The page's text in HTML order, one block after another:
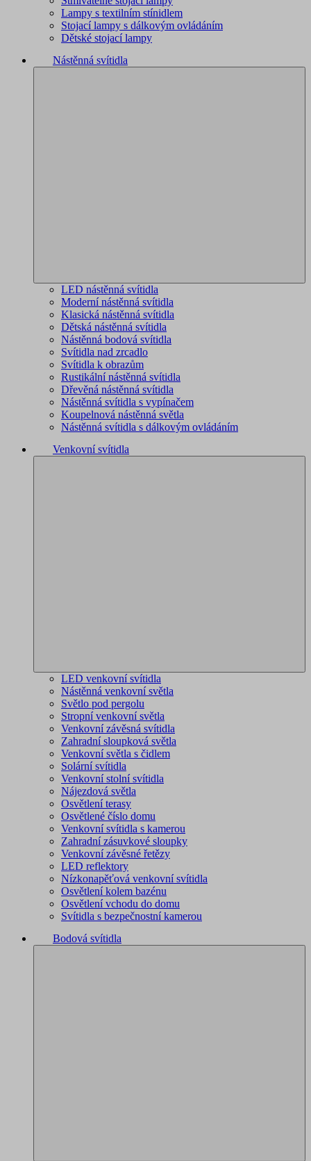
Lampy s textilním stínidlem
Stojací lampy s dálkovým ovládáním
Dětské stojací lampy
Nástěnná svítidla
LED nástěnná svítidla
Moderní nástěnná svítidla
Klasická nástěnná svítidla
Dětská nástěnná svítidla
Nástěnná bodová svítidla
Svítidla nad zrcadlo
Svítidla k obrazům
Rustikální nástěnná svítidla
Dřevěná nástěnná svítidla
Nástěnná svítidla s vypínačem
Koupelnová nástěnná světla
Nástěnná svítidla s dálkovým ovládáním
Venkovní svítidla
LED venkovní svítidla
Nástěnná venkovní světla
Světlo pod pergolu
Stropní venkovní světla
Venkovní závěsná svítidla
Zahradní sloupková světla
Venkovní světla s čidlem
Solární svítidla
Venkovní stolní svítidla
Nájezdová světla
Osvětlení terasy
Osvětlené číslo domu
Venkovní svítidla s kamerou
Zahradní zásuvkové sloupky
Venkovní závěsné řetězy
LED reflektory
Nízkonapěťová venkovní svítidla
Osvětlení kolem bazénu
Osvětlení vchodu do domu
Svítidla s bezpečnostní kamerou
Bodová svítidla